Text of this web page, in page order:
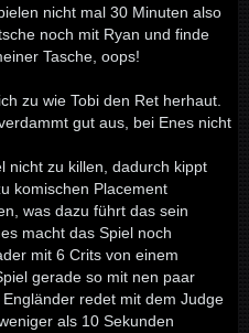
nicht mal 30 Minuten also
noch mit Ryan und finde
Tasche, oops!
zu wie Tobi den Ret herhaut.
gut aus, bei Enes nicht
nicht zu killen, dadurch kippt
komischen Placement
was dazu führt das sein
macht das Spiel noch
mit 6 Crits von einem
gerade so mit nen paar
redet mit dem Judge
als 10 Sekunden